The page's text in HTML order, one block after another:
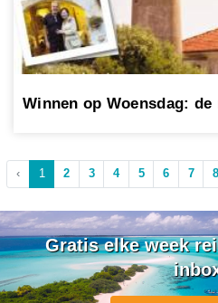
Winnen op Woensdag:
‹ 1 2 3 4 5 6 7 8
Gratis elke week